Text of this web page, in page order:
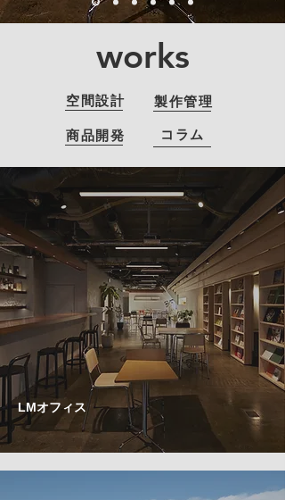
works
空間設計
商品開発
製作管理
コラム
LMオフィス